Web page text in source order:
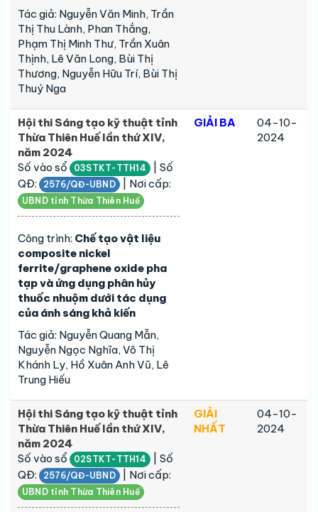
Tác giả: Nguyễn Văn Minh, Trần
Thị Thu Lành, Phan Thắng,
Phạm Thị Minh Thư, Trần Xuân
Thịnh, Lê Văn Long, Bùi Thị
Thương, Nguyễn Hữu Trí, Bùi Thị
Thuý Nga
Hội thi Sáng tạo kỹ thuật tỉnh
Thừa Thiên Huế lần thứ XIV,
năm 2024
Số vào sổ
03STKT-TTH14 | Số
QĐ:
2576/QĐ-UBND | Nơi cấp:
UBND tỉnh Thừa Thiên Huế
Công trình: Chế tạo vật liệu
composite nickel
ferrite/graphene oxide pha
tạp và ứng dụng phân hủy
thuốc nhuộm dưới tác dụng
của ánh sáng khả kiến
Tác giả: Nguyễn Quang Mẫn,
Nguyễn Ngọc Nghĩa, Võ Thị
Khánh Ly, Hồ Xuân Anh Vũ, Lê
Trung Hiếu
GIẢI BA
04-10-
2024
Hội thi Sáng tạo kỹ thuật tỉnh
Thừa Thiên Huế lần thứ XIV,
năm 2024
Số vào sổ
02STKT-TTH14 | Số
QĐ:
2576/QĐ-UBND | Nơi cấp:
UBND tỉnh Thừa Thiên Huế
GIẢI
NHẤT
04-10-
2024